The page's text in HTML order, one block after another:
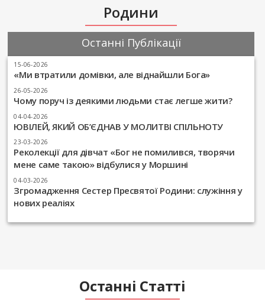
Родини
Останні Публікації
15-06-2026
«Ми втратили домівки, але віднайшли Бога»
26-05-2026
Чому поруч із деякими людьми стає легше жити?
04-04-2026
ЮВІЛЕЙ, ЯКИЙ ОБ’ЄДНАВ У МОЛИТВІ СПІЛЬНОТУ
23-03-2026
Реколекції для дівчат «Бог не помилився, творячи
мене саме такою» відбулися у Моршині
04-03-2026
Згромадження Сестер Пресвятої Родини: служіння у
нових реаліях
Останні Статті